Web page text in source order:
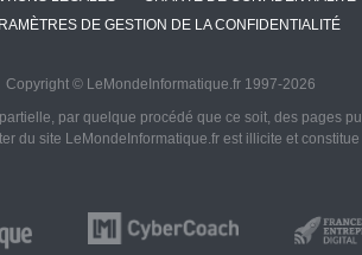
DE GESTION DE LA CONFIDENTIALITÉ
Copyright © LeMondeInformatique.fr 1997-2026
par quelque procédé que ce soit, des pages
du site LeMondeInformatique.fr est illicite et